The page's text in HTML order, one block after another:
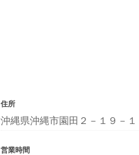
住所
沖縄県沖縄市園田２－１９－１
営業時間